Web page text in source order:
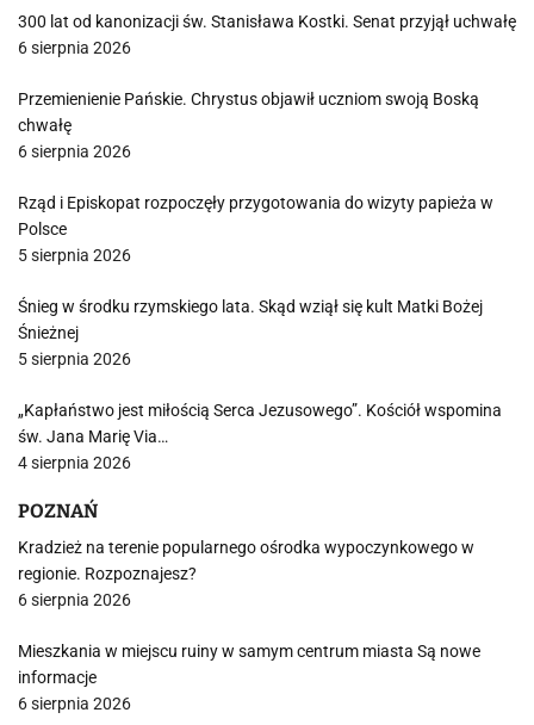
300 lat od kanonizacji św. Stanisława Kostki. Senat przyjął uchwałę
6 sierpnia 2026
Przemienienie Pańskie. Chrystus objawił uczniom swoją Boską
chwałę
6 sierpnia 2026
Rząd i Episkopat rozpoczęły przygotowania do wizyty papieża w
Polsce
5 sierpnia 2026
Śnieg w środku rzymskiego lata. Skąd wziął się kult Matki Bożej
Śnieżnej
5 sierpnia 2026
„Kapłaństwo jest miłością Serca Jezusowego”. Kościół wspomina
św. Jana Marię Via…
4 sierpnia 2026
POZNAŃ
Kradzież na terenie popularnego ośrodka wypoczynkowego w
regionie. Rozpoznajesz?
6 sierpnia 2026
Mieszkania w miejscu ruiny w samym centrum miasta Są nowe
informacje
6 sierpnia 2026